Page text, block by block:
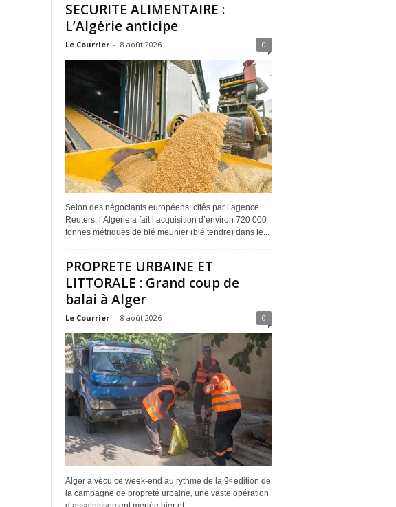
SECURITE ALIMENTAIRE :
L’Algérie anticipe
Le Courrier - 8 août 2026 0
Selon des négociants européens, cités par l’agence
Reuters, l’Algérie a fait l’acquisition d’environ 720 000
tonnes métriques de blé meunier (blé tendre) dans le...
PROPRETE URBAINE ET
LITTORALE : Grand coup de
balai à Alger
Le Courrier - 8 août 2026 0
Alger a vécu ce week-end au rythme de la 9ᵉ édition de
la campagne de propreté urbaine, une vaste opération